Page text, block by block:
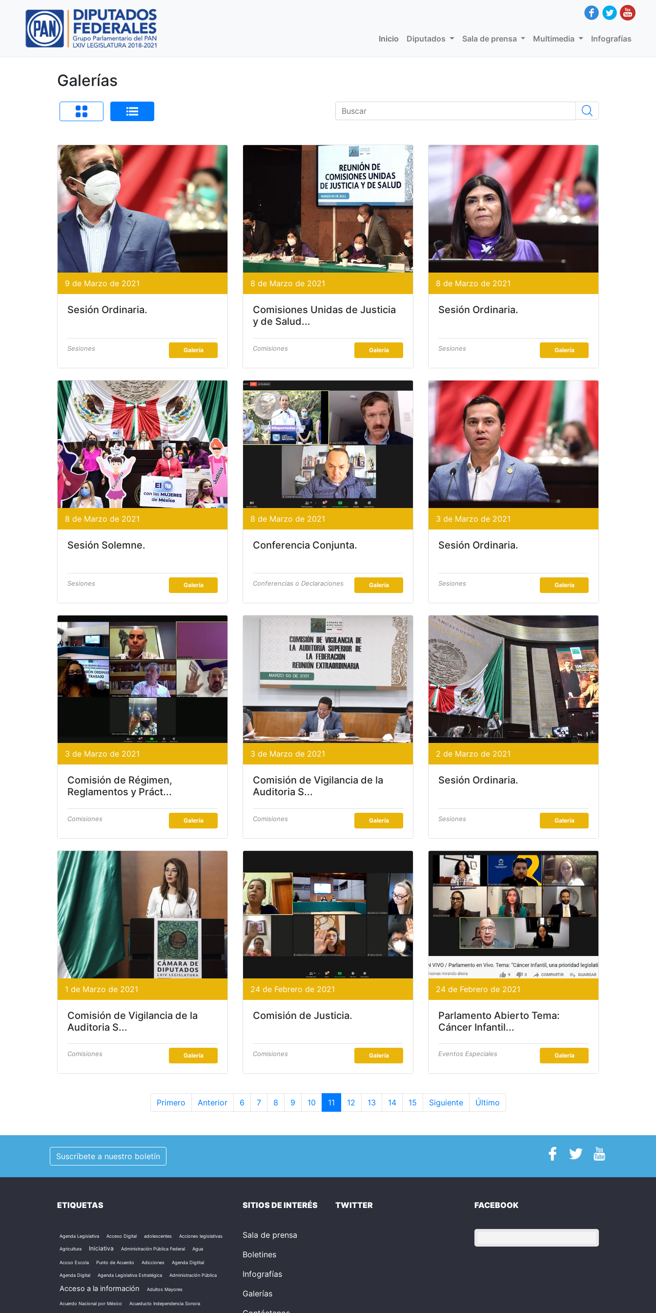
Inicio (current)
Diputados Sala de prensa Multimedia Infografías
Galerías
9 de Marzo de 2021
Sesión Ordinaria.
Sesiones Galería
8 de Marzo de 2021
Comisiones Unidas de Justicia
y de Salud...
Comisiones Galería
8 de Marzo de 2021
Sesión Ordinaria.
Sesiones Galería
8 de Marzo de 2021
Sesión Solemne.
Sesiones Galería
8 de Marzo de 2021
Conferencia Conjunta.
Conferencias o Declaraciones Galería
3 de Marzo de 2021
Sesión Ordinaria.
Sesiones Galería
3 de Marzo de 2021
Comisión de Régimen,
Reglamentos y Práct...
Comisiones Galería
3 de Marzo de 2021
Comisión de Vigilancia de la
Auditoria S...
Comisiones Galería
2 de Marzo de 2021
Sesión Ordinaria.
Sesiones Galería
1 de Marzo de 2021
Comisión de Vigilancia de la
Auditoria S...
Comisiones Galería
24 de Febrero de 2021
Comisión de Justicia.
Comisiones Galería
24 de Febrero de 2021
Parlamento Abierto Tema:
Cáncer Infantil...
Eventos Especiales Galería
Primero Anterior 6 7 8 9 10 11 12 13 14 15 Siguiente Último
Suscríbete a nuestro boletín
ETIQUETAS
Agenda Legislativa Acceso Digital adolescentes Acciones legislativas
Agricultura Iniciativa Administración Pública Federal Agua
Acoso Escola Punto de Acuerdo Adicciones Agenda Digtital
Agenda Digital Agenda Legislativa Estratégica Administración Pública
Acceso a la información Adultos Mayores
Acuerdo Nacional por México Acueducto Independencia Sonora
SITIOS DE INTERÉS
Sala de prensa
Boletines
Infografías
Galerías
TWITTER FACEBOOK